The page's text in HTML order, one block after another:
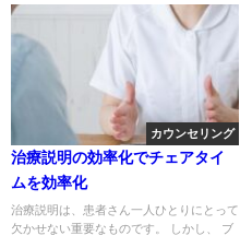
カウンセリング
治療説明の効率化でチェアタイ
ムを効率化
治療説明は、患者さん一人ひとりにとって
欠かせない重要なものです。 しかし、 ブ